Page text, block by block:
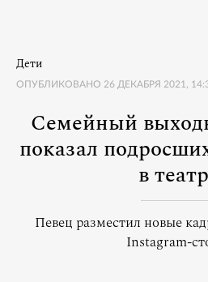
Дети
ОПУБЛИКОВАНО 26 ДЕКАБРЯ 2021,
Семейный
показал
в
Певец разместил новые
Instagram-